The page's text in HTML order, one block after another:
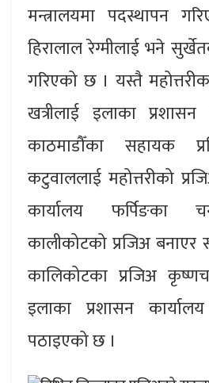
मन्त्रालयमा पदस्थापन
हिरालाल रेग्मीलाई भने
गरिएको छ । यस्तै
खत्रीलाई इलाका प्रशासन
काठमाडौँका सहायक
कटुवाललाई महोत्तरीको
कार्यालय फर्पिङका
कालीकोटको प्रजिअ
कालिकोटका प्रजिअ
इलाका प्रशासन
पठाइएको छ ।